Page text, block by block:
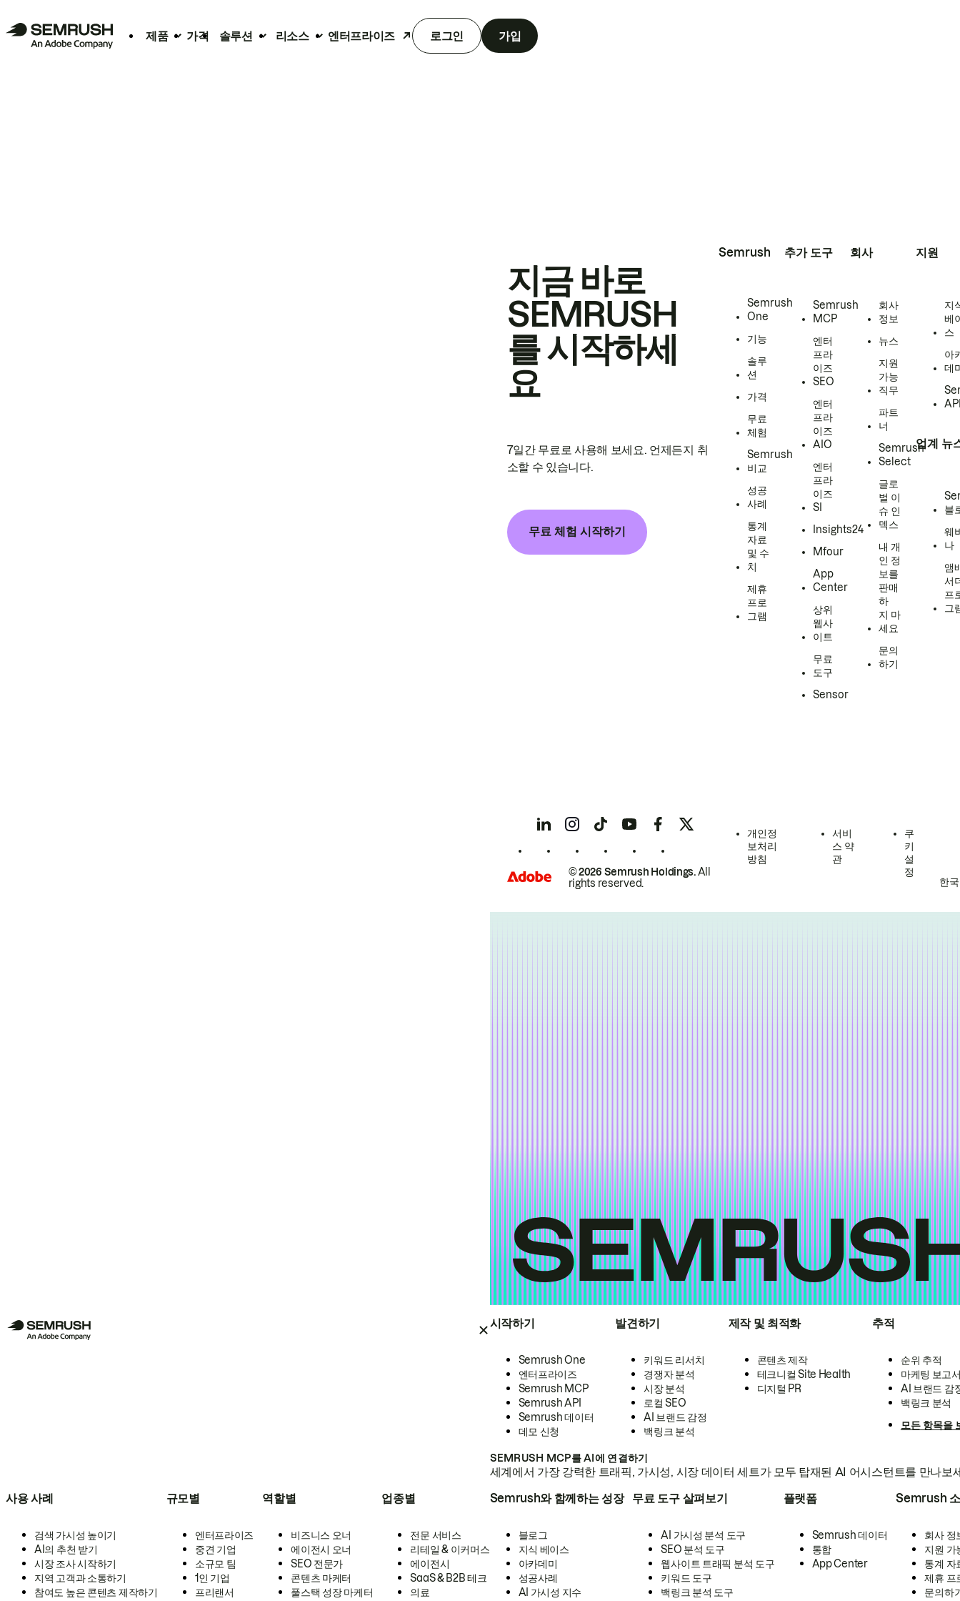
제품 가격 솔루션 리소스 엔터프라이즈 로그인 가입
시작하기
Semrush One
엔터프라이즈
Semrush MCP
Semrush API
Semrush 데이터
데모 신청
발견하기
키워드 리서치
경쟁자 분석
시장 분석
로컬 SEO
AI 브랜드 감정
백링크 분석
제작 및 최적화
콘텐츠 제작
테크니컬 Site Health
디지털 PR
추적
순위 추적
마케팅 보고
AI 브랜드 감
백링크 분석
모든 항목을
SEMRUSH MCP를 AI에 연결하기
세계에서 가장 강력한 트래픽, 가시성, 시장 데이터 세트가 모두 탑재된 AI 어시스턴트를 만나보
사용 사례
검색 가시성 높이기
AI의 추천 받기
시장 조사 시작하기
지역 고객과 소통하기
참여도 높은 콘텐츠 제작하기
규모별
엔터프라이즈
중견 기업
소규모 팀
1인 기업
프리랜서
역할별
비즈니스 오너
에이전시 오너
SEO 전문가
콘텐츠 마케터
풀스택 성장 마케터
업종별
전문 서비스
리테일 & 이커머스
에이전시
SaaS & B2B 테크
의료
Semrush와 함께하는 성장
블로그
지식 베이스
아카데미
성공사례
AI 가시성 지수
무료 도구 살펴보기
AI 가시성 분석 도구
SEO 분석 도구
웹사이트 트래픽 분석 도구
키워드 도구
백링크 분석 도구
플랫폼
Semrush 데이터
통합
App Center
Semrush
회사 정
지원 가
통계 자
제휴 프
문의하
지금 바로
SEMRUSH
를 시작하세
요
7일간 무료로 사용해 보세요. 언제든지 취
소할 수 있습니다.
무료 체험 시작하기
Semrush
Semrush
One
기능
솔루
션
가격
무료
체험
Semrush
비교
성공
사례
통계
자료
및 수
치
제휴
프로
그램
추가 도구
Semrush
MCP
엔터
프라
이즈
SEO
엔터
프라
이즈
AIO
엔터
프라
이즈
SI
Insights24
Mfour
App
Center
상위
웹사
이트
무료
도구
Sensor
회사
회사
정보
뉴스
지원
가능
직무
파트
너
Semrush
Select
글로
벌 이
슈 인
덱스
내 개
인 정
보를
판매
하
지 마
세요
문의
하기
지원
지
베
스
아
데
업계 뉴
블
웨
나
앰
서
프
그
© 2026 Semrush Holdings.All
rights reserved.
개인정
보처리
방침
서비
스 약
관
쿠
키
설
정
한